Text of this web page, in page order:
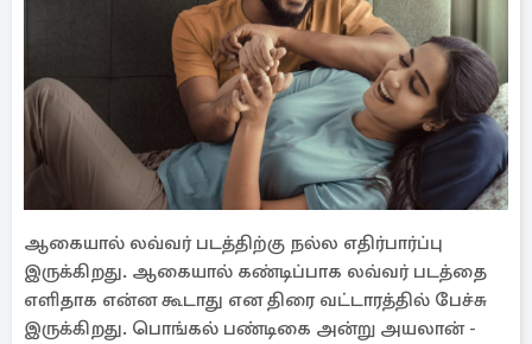
ஆகையால் லவ்வர் படத்திற்கு நல்ல எதிர்பார்ப்பு
இருக்கிறது. ஆகையால் கண்டிப்பாக லவ்வர் படத்தை
எளிதாக என்ன கூடாது என திரை வட்டாரத்தில் பேச்சு
இருக்கிறது. பொங்கல் பண்டிகை அன்று அயலான் -